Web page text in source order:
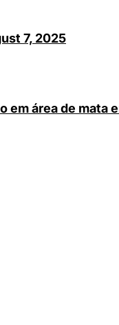
7, 2025
área de mata